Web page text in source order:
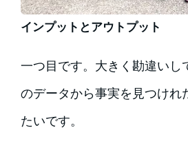
インプットとアウトプット
一つ目です。大きく勘違いし
のデータから事実を見つけれ
たいです。